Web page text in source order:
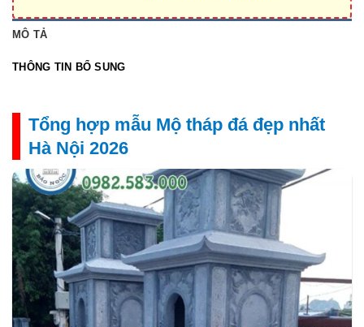
MÔ TẢ
THÔNG TIN BỔ SUNG
Tổng hợp mẫu Mộ tháp đá đẹp nhất
Hà Nội 2026